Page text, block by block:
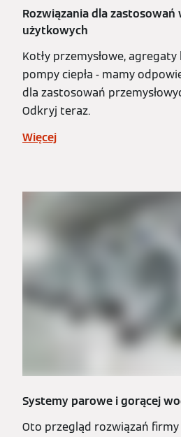
Rozwiązania dla zastosowań
użytkowych
Kotły przemysłowe,
pompy ciepła - mamy
dla zastosowań
Odkryj teraz.
Więcej
Systemy parowe i gorącej
Oto przegląd rozwiązań firmy